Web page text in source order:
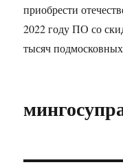
приобрести
2022 году ПО со
тысяч